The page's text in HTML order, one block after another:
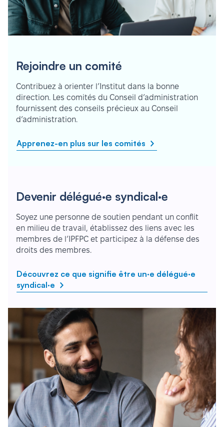
Rejoindre un comité
Contribuez à orienter l’Institut dans la bonne
direction. Les comités du Conseil d’administration
fournissent des conseils précieux au Conseil
d’administration.
Apprenez-en plus sur les comités
Devenir délégué·e syndical·e
Soyez une personne de soutien pendant un conflit
en milieu de travail, établissez des liens avec les
membres de l’IPFPC et participez à la défense des
droits des membres.
Découvrez ce que signifie être un·e délégué·e
syndical·e